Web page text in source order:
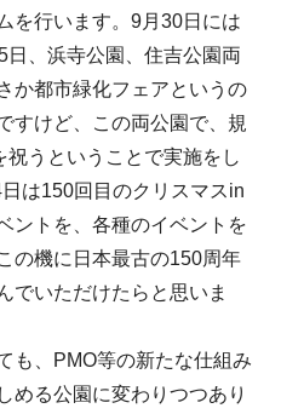
を行います。9月30日には
、浜寺公園、住吉公園両
か都市緑化フェアというの
すけど、この両公園で、規
うということで実施をし
は150回目のクリスマスin
ントを、各種のイベントを
の機に日本最古の150周年
でいただけたらと思いま
も、PMO等の新たな仕組み
める公園に変わりつつあり